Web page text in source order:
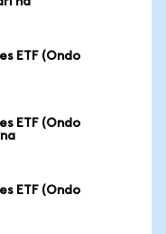
ETF (Ondo
ETF (Ondo
ETF (Ondo